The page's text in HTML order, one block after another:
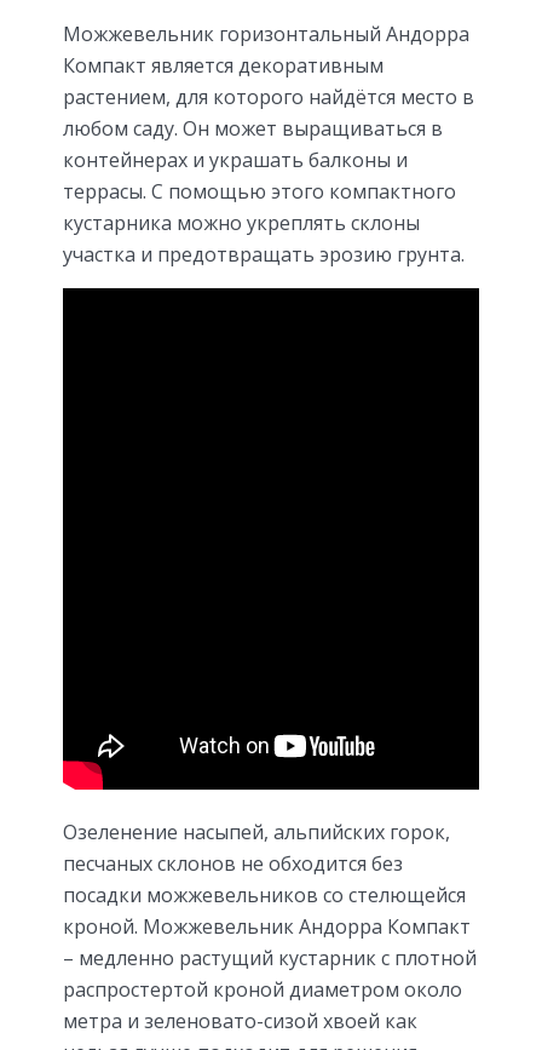
Можжевельник горизонтальный Андорра
Компакт является декоративным
растением, для которого найдётся место в
любом саду. Он может выращиваться в
контейнерах и украшать балконы и
террасы. С помощью этого компактного
кустарника можно укреплять склоны
участка и предотвращать эрозию грунта.
Озеленение насыпей, альпийских горок,
песчаных склонов не обходится без
посадки можжевельников со стелющейся
кроной. Можжевельник Андорра Компакт
– медленно растущий кустарник с плотной
распростертой кроной диаметром около
метра и зеленовато-сизой хвоей как